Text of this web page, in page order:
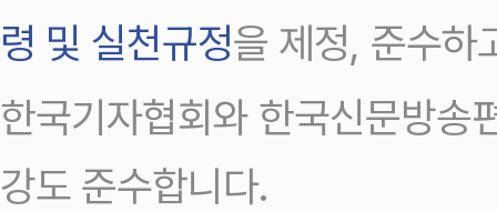
령 및 실천규정을 제정, 준수하
한국기자협회와 한국신문방송
강도 준수합니다.